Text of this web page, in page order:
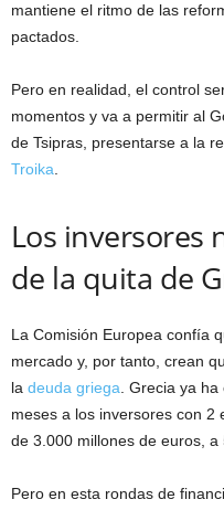
mantiene el ritmo de las
pactados.
Pero en realidad, el control
momentos y va a permitir al
de Tsipras, presentarse a la
Troika.
Los inversores
de la quita de
La Comisión Europea confía
mercado y, por tanto, crean
la deuda griega. Grecia ya
meses a los inversores con 2
de 3.000 millones de euros, a
Pero en esta rondas de